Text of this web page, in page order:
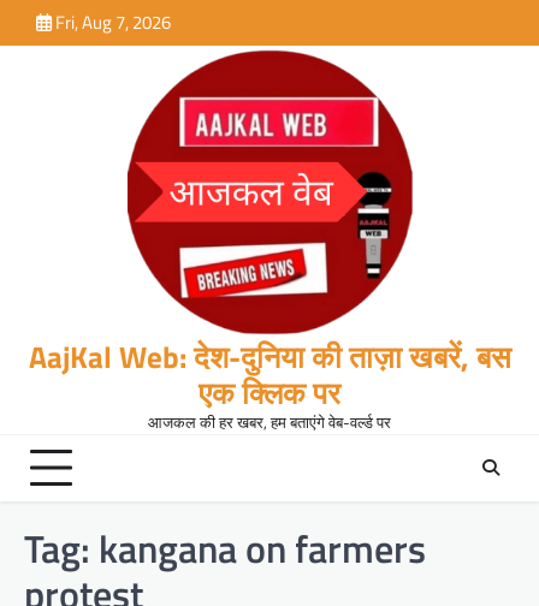
to
Fri, Aug 7, 2026
AajKal Web: देश-दुनिया की ताज़ा खबरें, बस
एक क्लिक पर
आजकल की हर खबर, हम बताएंगे वेब-वर्ल्ड पर
Tag: kangana on farmers
protest